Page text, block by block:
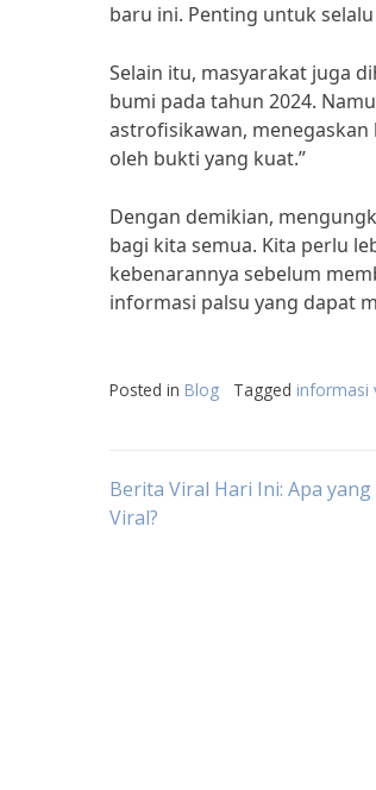
baru ini. Penting untuk
Selain itu, masyarakat juga
bumi pada tahun 2024.
astrofisikawan,
oleh bukti yang kuat.”
Dengan demikian,
bagi kita semua. Kita perlu
kebenarannya sebelum
informasi palsu yang dapat
Posted in Blog Tagged informasi
Post
Berita Viral Hari Ini: Apa
Viral?